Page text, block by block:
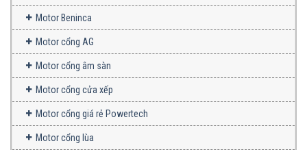
Motor Beninca
Motor cổng AG
Motor cổng âm sàn
Motor cổng cửa xếp
Motor cổng giá rẻ Powertech
Motor cổng lùa